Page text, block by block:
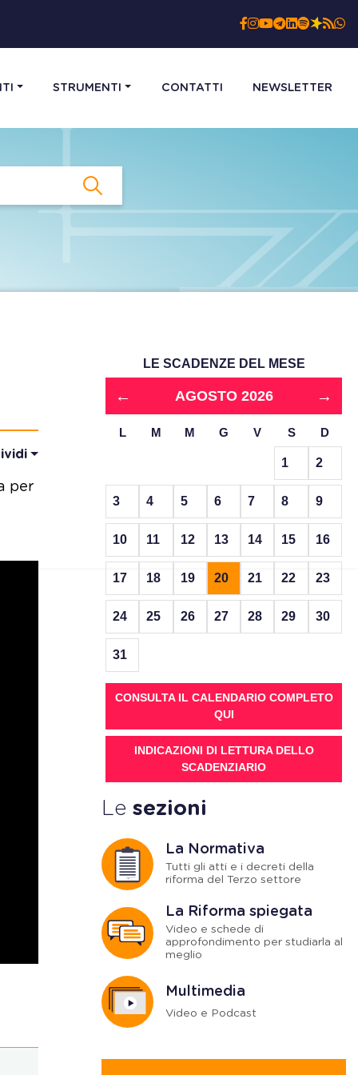
STRUMENTI CONTATTI NEWSLETTER
per
LE SCADENZE DEL MESE
← AGOSTO 2026 →
L M M G V S D
1 2
3 4 5 6 7 8 9
10 11 12 13 14 15 16
17 18 19 20 21 22 23
24 25 26 27 28 29 30
31
CONSULTA IL CALENDARIO COMPLETO
QUI
INDICAZIONI DI LETTURA DELLO
SCADENZIARIO
Le sezioni
La Normativa
Tutti gli atti e i decreti della
riforma del Terzo settore
La Riforma spiegata
Video e schede di
approfondimento per studiarla al
meglio
Multimedia
Video e Podcast